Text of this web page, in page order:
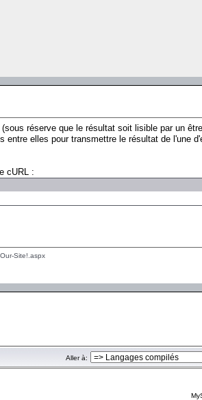
réserve que le résultat soit lisible par un
elles pour transmettre le résultat de l'une
cURL :
Site!.aspx
Aller à: